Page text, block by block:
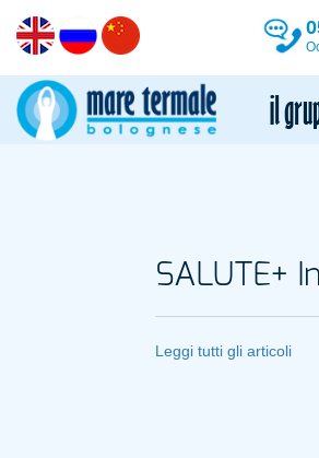
Leggi tutti gli articoli